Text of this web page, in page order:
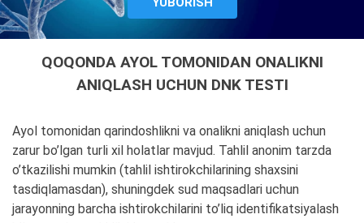
QOQONDA AYOL TOMONIDAN ONALIKNI
ANIQLASH UCHUN DNK TESTI
Ayol tomonidan qarindoshlikni va onalikni aniqlash uchun
zarur bo’lgan turli xil holatlar mavjud. Tahlil anonim tarzda
o’tkazilishi mumkin (tahlil ishtirokchilarining shaxsini
tasdiqlamasdan), shuningdek sud maqsadlari uchun
jarayonning barcha ishtirokchilarini to’liq identifikatsiyalash